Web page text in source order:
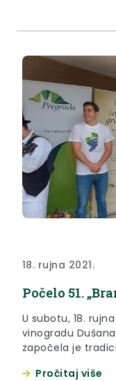
18. rujna 2021.
Počelo 51.
U subotu, 18.
vinogradu
započela je
Pročitaj više